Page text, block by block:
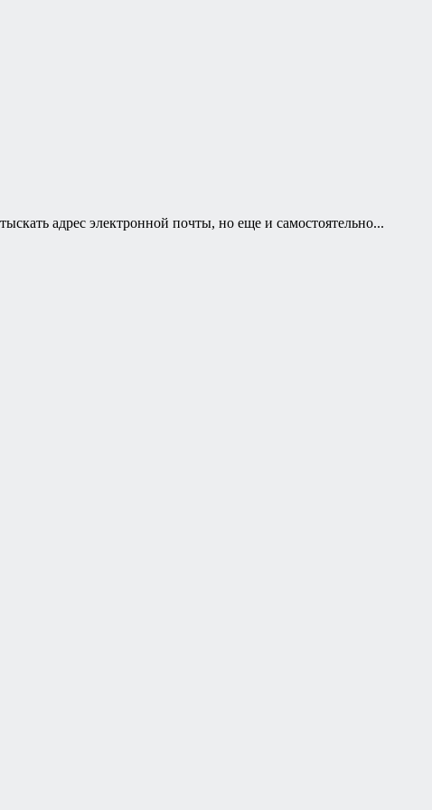
адрес электронной почты, но еще и самостоятельно...